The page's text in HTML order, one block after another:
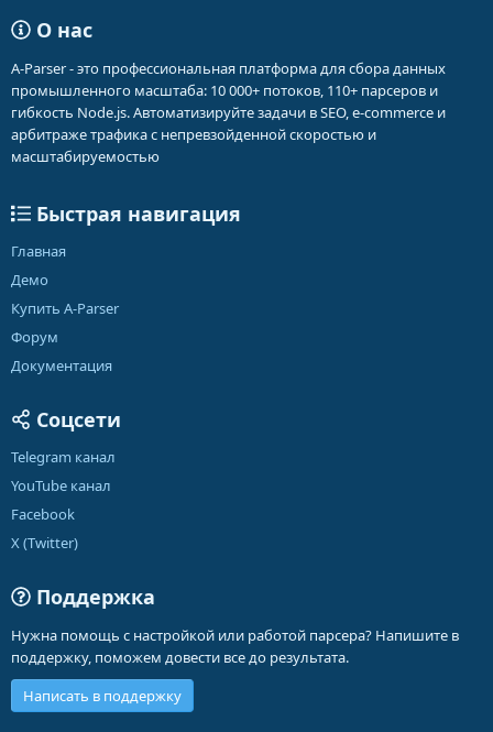
О нас
A-Parser - это профессиональная платформа для сбора данных
промышленного масштаба: 10 000+ потоков, 110+ парсеров и
гибкость Node.js. Автоматизируйте задачи в SEO, e-commerce и
арбитраже трафика с непревзойденной скоростью и
масштабируемостью
Быстрая навигация
Главная
Демо
Купить A-Parser
Форум
Документация
Соцсети
Telegram канал
YouTube канал
Facebook
X (Twitter)
Поддержка
Нужна помощь с настройкой или работой парсера? Напишите в
поддержку, поможем довести все до результата.
Написать в поддержку